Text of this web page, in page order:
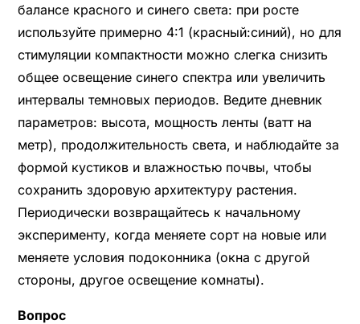
балансе красного и синего света: при росте
используйте примерно 4:1 (красный:синий), но для
стимуляции компактности можно слегка снизить
общее освещение синего спектра или увеличить
интервалы темновых периодов. Ведите дневник
параметров: высота, мощность ленты (ватт на
метр), продолжительность света, и наблюдайте за
формой кустиков и влажностью почвы, чтобы
сохранить здоровую архитектуру растения.
Периодически возвращайтесь к начальному
эксперименту, когда меняете сорт на новые или
меняете условия подоконника (окна с другой
стороны, другое освещение комнаты).
Вопрос